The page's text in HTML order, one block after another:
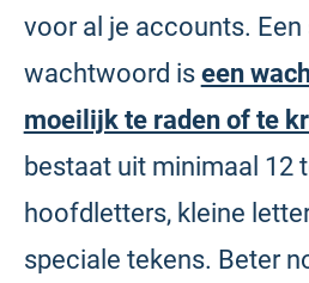
voor al je accounts. Een
wachtwoord is een
moeilijk te raden of te
bestaat uit minimaal 12
hoofdletters, kleine
speciale tekens. Beter